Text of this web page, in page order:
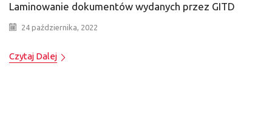
Laminowanie dokumentów wydanych przez GITD
24 października, 2022
Czytaj Dalej